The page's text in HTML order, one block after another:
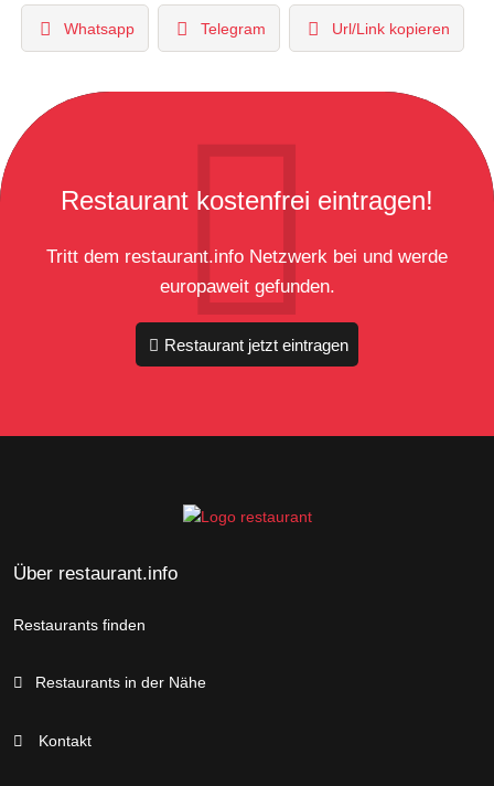
Whatsapp Telegram Url/Link kopieren
Restaurant kostenfrei eintragen!
Tritt dem restaurant.info Netzwerk bei und werde
europaweit gefunden.
Restaurant jetzt eintragen
Über restaurant.info
Restaurants finden
Restaurants in der Nähe
Kontakt